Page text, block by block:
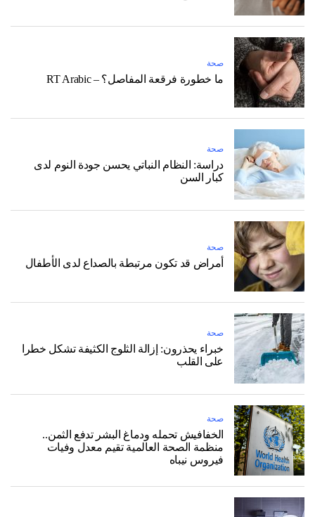
صحة
ما خطورة فرقعة المفاصل؟ – RT Arabic
صحة
دراسة: النظام النباتي يحسن جودة النوم لدى
كبار السن
صحة
أمراض قد تكون مرتبطة بالصداع لدى الأطفال
صحة
خبراء يحذرون: إزالة الثلوج الكثيفة تشكل خطرا
على القلب
صحة
الخفافيش تحمله ودماغ البشر تدفع الثمن..
منظمة الصحة العالمية تقيم معدل وفيات
فيروس نيباه